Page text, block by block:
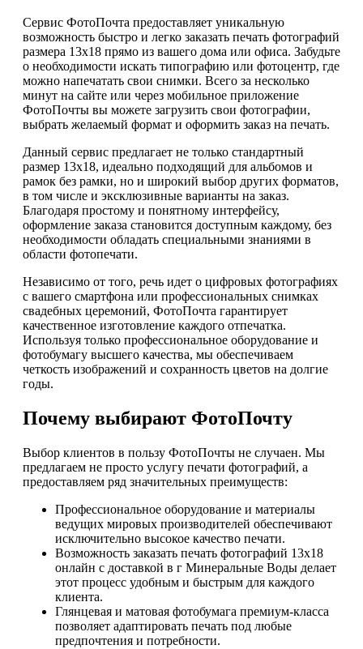
Сервис ФотоПочта предоставляет уникальную
возможность быстро и легко заказать печать фотографий
размера 13х18 прямо из вашего дома или офиса. Забудьте
о необходимости искать типографию или фотоцентр, где
можно напечатать свои снимки. Всего за несколько
минут на сайте или через мобильное приложение
ФотоПочты вы можете загрузить свои фотографии,
выбрать желаемый формат и оформить заказ на печать.
Данный сервис предлагает не только стандартный
размер 13х18, идеально подходящий для альбомов и
рамок без рамки, но и широкий выбор других форматов,
в том числе и эксклюзивные варианты на заказ.
Благодаря простому и понятному интерфейсу,
оформление заказа становится доступным каждому, без
необходимости обладать специальными знаниями в
области фотопечати.
Независимо от того, речь идет о цифровых фотографиях
с вашего смартфона или профессиональных снимках
свадебных церемоний, ФотоПочта гарантирует
качественное изготовление каждого отпечатка.
Используя только профессиональное оборудование и
фотобумагу высшего качества, мы обеспечиваем
четкость изображений и сохранность цветов на долгие
годы.
Почему выбирают ФотоПочту
Выбор клиентов в пользу ФотоПочты не случаен. Мы
предлагаем не просто услугу печати фотографий, а
предоставляем ряд значительных преимуществ:
Профессиональное оборудование и материалы
ведущих мировых производителей обеспечивают
исключительно высокое качество печати.
Возможность заказать печать фотографий 13х18
онлайн с доставкой в г Минеральные Воды делает
этот процесс удобным и быстрым для каждого
клиента.
Глянцевая и матовая фотобумага премиум-класса
позволяет адаптировать печать под любые
предпочтения и потребности.